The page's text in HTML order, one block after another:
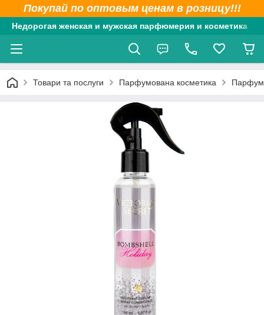
Покупай по оптовым ценам в розницу!!!
Недорогая женская и мужская парфюмерия и косметика
Товари та послуги Парфумована косметика